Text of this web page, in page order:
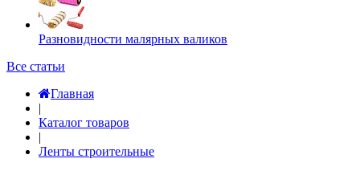
Разновидности малярных валиков
Все статьи
Главная
|
Каталог товаров
|
Ленты строительные